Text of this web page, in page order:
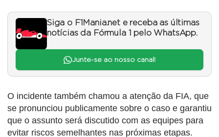
Siga o F1Mania.net e receba as últimas
notícias da Fórmula 1 pelo WhatsApp.
Junte-se ao nosso canal!
O incidente também chamou a atenção da FIA, que
se pronunciou publicamente sobre o caso e garantiu
que o assunto será discutido com as equipes para
evitar riscos semelhantes nas próximas etapas.